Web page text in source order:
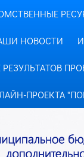
НОВОСТИ
ПРОЕКТА